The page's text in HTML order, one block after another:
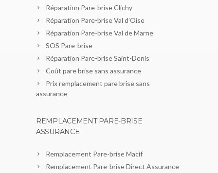
Réparation Pare-brise Clichy
Réparation Pare-brise Val d’Oise
Réparation Pare-brise Val de Marne
SOS Pare-brise
Réparation Pare-brise Saint-Denis
Coût pare brise sans assurance
Prix remplacement pare brise sans
assurance
REMPLACEMENT PARE-BRISE
ASSURANCE
Remplacement Pare-brise Macif
Remplacement Pare-brise Direct Assurance